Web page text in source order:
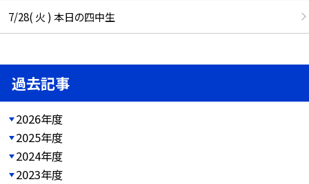
7/28( 火 ) 本日の四中生
過去記事
2026年度
2025年度
2024年度
2023年度